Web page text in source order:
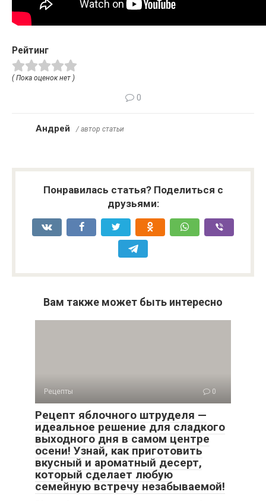
Рейтинг
( Пока оценок нет )
0
Андрей / автор статьи
Понравилась статья? Поделиться с
друзьями:
Вам также может быть интересно
Рецепты 0
Рецепт яблочного штруделя —
идеальное решение для сладкого
выходного дня в самом центре
осени! Узнай, как приготовить
вкусный и ароматный десерт,
который сделает любую
семейную встречу незабываемой!